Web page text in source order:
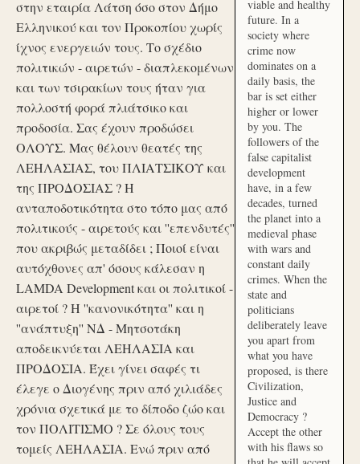
στην εταιρία Λάτση όσο στον Δήμο
Ελληνικού και τον Προκοπίου χωρίς
ίχνος ενεργειών τους. Το σχέδιο
πολιτικών - αιρετών - διαπλεκομένων
και των τσιρακίων τους ήταν για
πολλοστή φορά πλιάτσικο και
προδοσία. Σας έχουν προδώσει
ΟΛΟΥΣ. Μας θέλουν θεατές της
ΛΕΗΛΑΣΙΑΣ, του ΠΛΙΑΤΣΙΚΟΥ και
της ΠΡΟΔΟΣΙΑΣ ? Η
ανταποδοτικότητα στο τόπο μας από
πολιτικούς - αιρετούς και ''επενδυτές''
που ακριβώς μεταδίδει ; Ποιοί είναι
αυτόχθονες απ' όσους κάλεσαν η
LAMDA Development και οι πολιτικοί -
αιρετοί ? Η ''κανονικότητα'' και η
''ανάπτυξη'' ΝΔ - Μητσοτάκη
αποδεικνύεται ΛΕΗΛΑΣΙΑ και
ΠΡΟΔΟΣΙΑ. Έχει γίνει σαφές τι
έλεγε ο Διογένης πριν από χιλιάδες
χρόνια σχετικά με το δίποδο ζώο και
τον ΠΟΛΙΤΙΣΜΟ ? Σε όλους τους
τομείς ΛΕΗΛΑΣΙΑ. Ενώ πριν από
viable and healthy
future. In a
society where
crime now
dominates on a
daily basis, the
bar is set either
higher or lower
by you. The
followers of the
false capitalist
development
have, in a few
decades, turned
the planet into a
medieval phase
with wars and
constant daily
crimes. When the
state and
politicians
deliberately leave
you apart from
what you have
proposed, is there
Civilization,
Justice and
Democracy ?
Accept the other
with his flaws so